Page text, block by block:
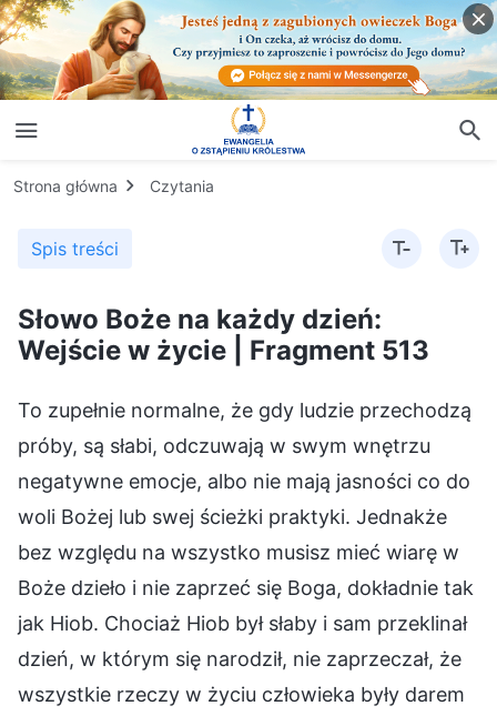
Strona główna Czytania
Spis treści
Słowo Boże na każdy dzień:
Wejście w życie | Fragment 513
To zupełnie normalne, że gdy ludzie przechodzą
próby, są słabi, odczuwają w swym wnętrzu
negatywne emocje, albo nie mają jasności co do
woli Bożej lub swej ścieżki praktyki. Jednakże
bez względu na wszystko musisz mieć wiarę w
Boże dzieło i nie zaprzeć się Boga, dokładnie tak
jak Hiob. Chociaż Hiob był słaby i sam przeklinał
dzień, w którym się narodził, nie zaprzeczał, że
wszystkie rzeczy w życiu człowieka były darem